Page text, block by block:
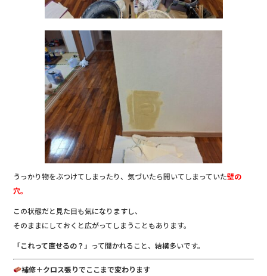
うっかり物をぶつけてしまったり、気づいたら開いてしまっていた壁の
穴。
この状態だと見た目も気になりますし、
そのままにしておくと広がってしまうこともあります。
「これって直せるの？」 って聞かれること、結構多いです。
補修＋クロス張りでここまで変わります